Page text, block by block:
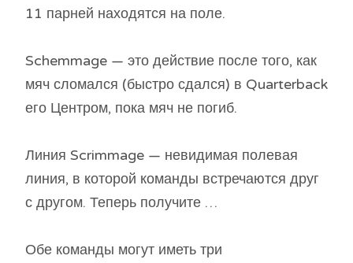
11 парней находятся на поле.
Schemmage — это действие после того, как
мяч сломался (быстро сдался) в Quarterback
его Центром, пока мяч не погиб.
Линия Scrimmage — невидимая полевая
линия, в которой команды встречаются друг
с другом. Теперь получите …
Обе команды могут иметь три